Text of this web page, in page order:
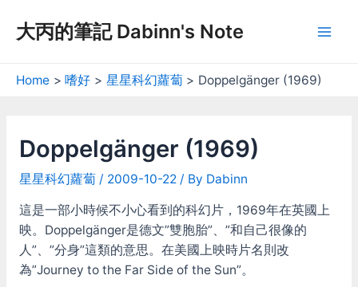
大丙的筆記 Dabinn's Note
Home 嗜好 星星科幻蘿蔔 Doppelgänger (1969)
Doppelgänger (1969)
星星科幻蘿蔔/ 2009-10-22 / By Dabinn
這是一部小時候不小心看到的科幻片，1969年在英國上
映。Doppelgänger是德文”雙胞胎”、”和自己很像的
人”、”分身”這類的意思。在美國上映時片名則改
為”Journey to the Far Side of the Sun”。